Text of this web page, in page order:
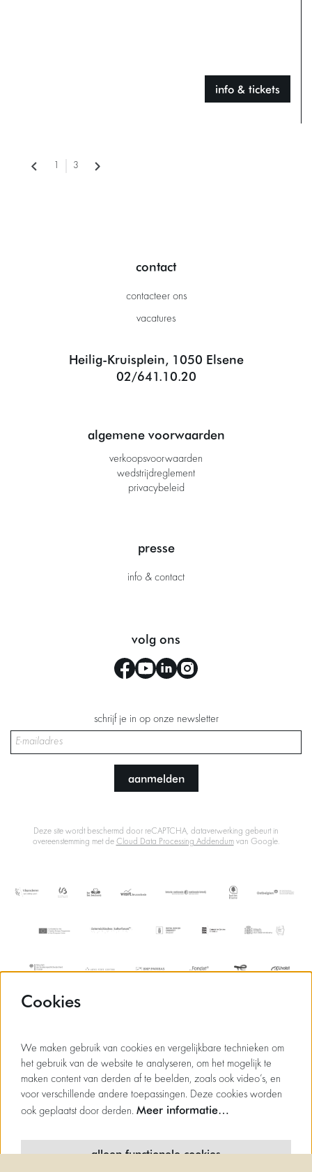
info & tickets
1 3
contact
contacteer ons
vacatures
Heilig-Kruisplein, 1050 Elsene
02/641.10.20
algemene voorwaarden
verkoopsvoorwaarden
wedstrijdreglement
privacybeleid
presse
info & contact
volg ons
schrijf je in op onze newsletter
aanmelden
Deze site wordt beschermd door reCAPTCHA, dataverwerking gebeurt in
overeenstemming met de Cloud Data Processing Addendumvan Google.
Cookies
We maken gebruik van cookies en vergelijkbare technieken om
het gebruik van de website te analyseren, om het mogelijk te
maken content van derden af te beelden, zoals ook video’s, en
voor verschillende andere toepassingen. Deze cookies worden
ook geplaatst door derden. Meer informatie…
alleen functionele cookies